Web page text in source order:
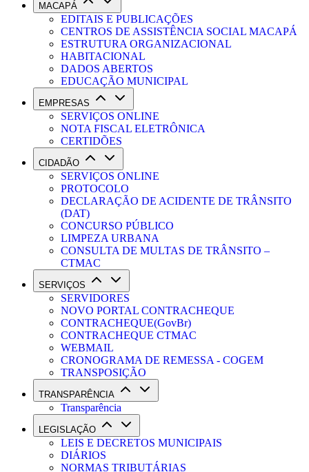
MACAPÁ
EDITAIS E PUBLICAÇÕES
CENTROS DE ASSISTÊNCIA SOCIAL MACAPÁ
ESTRUTURA ORGANIZACIONAL
HABITACIONAL
DADOS ABERTOS
EDUCAÇÃO MUNICIPAL
EMPRESAS
SERVIÇOS ONLINE
NOTA FISCAL ELETRÔNICA
CERTIDÕES
CIDADÃO
SERVIÇOS ONLINE
PROTOCOLO
DECLARAÇÃO DE ACIDENTE DE TRÂNSITO
(DAT)
CONCURSO PÚBLICO
LIMPEZA URBANA
CONSULTA DE MULTAS DE TRÂNSITO –
CTMAC
SERVIÇOS
SERVIDORES
NOVO PORTAL CONTRACHEQUE
CONTRACHEQUE(GovBr)
CONTRACHEQUE CTMAC
WEBMAIL
CRONOGRAMA DE REMESSA - COGEM
TRANSPOSIÇÃO
TRANSPARÊNCIA
Transparência
LEGISLAÇÃO
LEIS E DECRETOS MUNICIPAIS
DIÁRIOS
NORMAS TRIBUTÁRIAS